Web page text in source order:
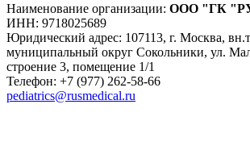
Наименование организации: ООО "ГК
ИНН: 9718025689
Юридический адрес: 107113, г. Москва,
муниципальный округ Сокольники, ул.
строение 3, помещение 1/1
Телефон: +7 (977) 262-58-66
pediatrics@rusmedical.ru